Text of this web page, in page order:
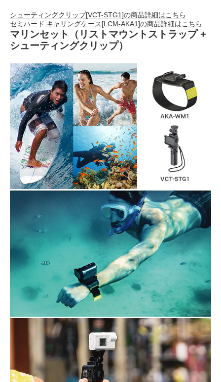
シューティングクリップ[VCT-STG1]の商品詳細はこちら
セミハード キャリングケース[LCM-AKA1]の商品詳細はこちら
マリンセット（リストマウントストラップ +
シューティングクリップ）